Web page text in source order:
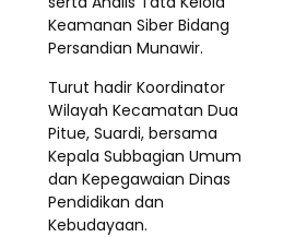
Keamanan Siber Bidang
Persandian Munawir.
Turut hadir Koordinator
Wilayah Kecamatan Dua
Pitue, Suardi, bersama
Kepala Subbagian Umum
dan Kepegawaian Dinas
Pendidikan dan
Kebudayaan.